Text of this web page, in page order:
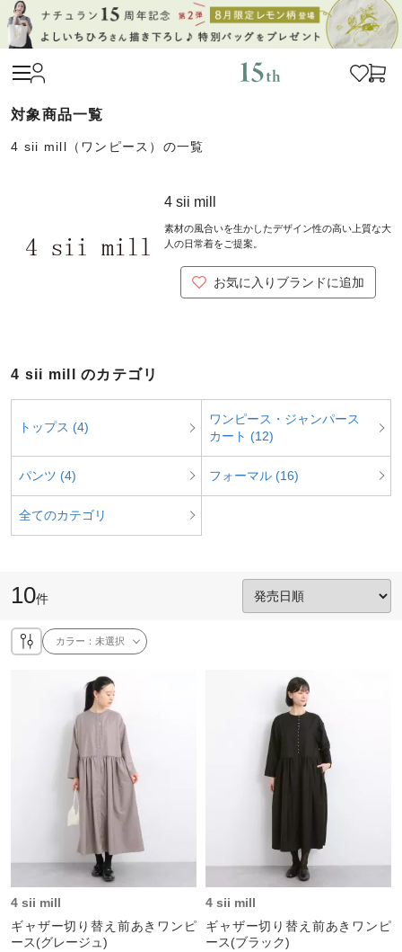
4 sii mill（ワンピース）の一覧
4 sii mill
素材の風合いを生かしたデザイン性の高い上質な大
人の日常着をご提案。
お気に入りブランドに追加
4 sii mill のカテゴリ
トップス (4)
ワンピース・ジャンパース
カート (12)
パンツ (4) フォーマル (16)
全てのカテゴリ
10件
カラー：未選択
4 sii mill
ギャザー切り替え前あきワンピ
ース(グレージュ)
4 sii mill
ギャザー切り替え前あきワンピ
ース(ブラック)